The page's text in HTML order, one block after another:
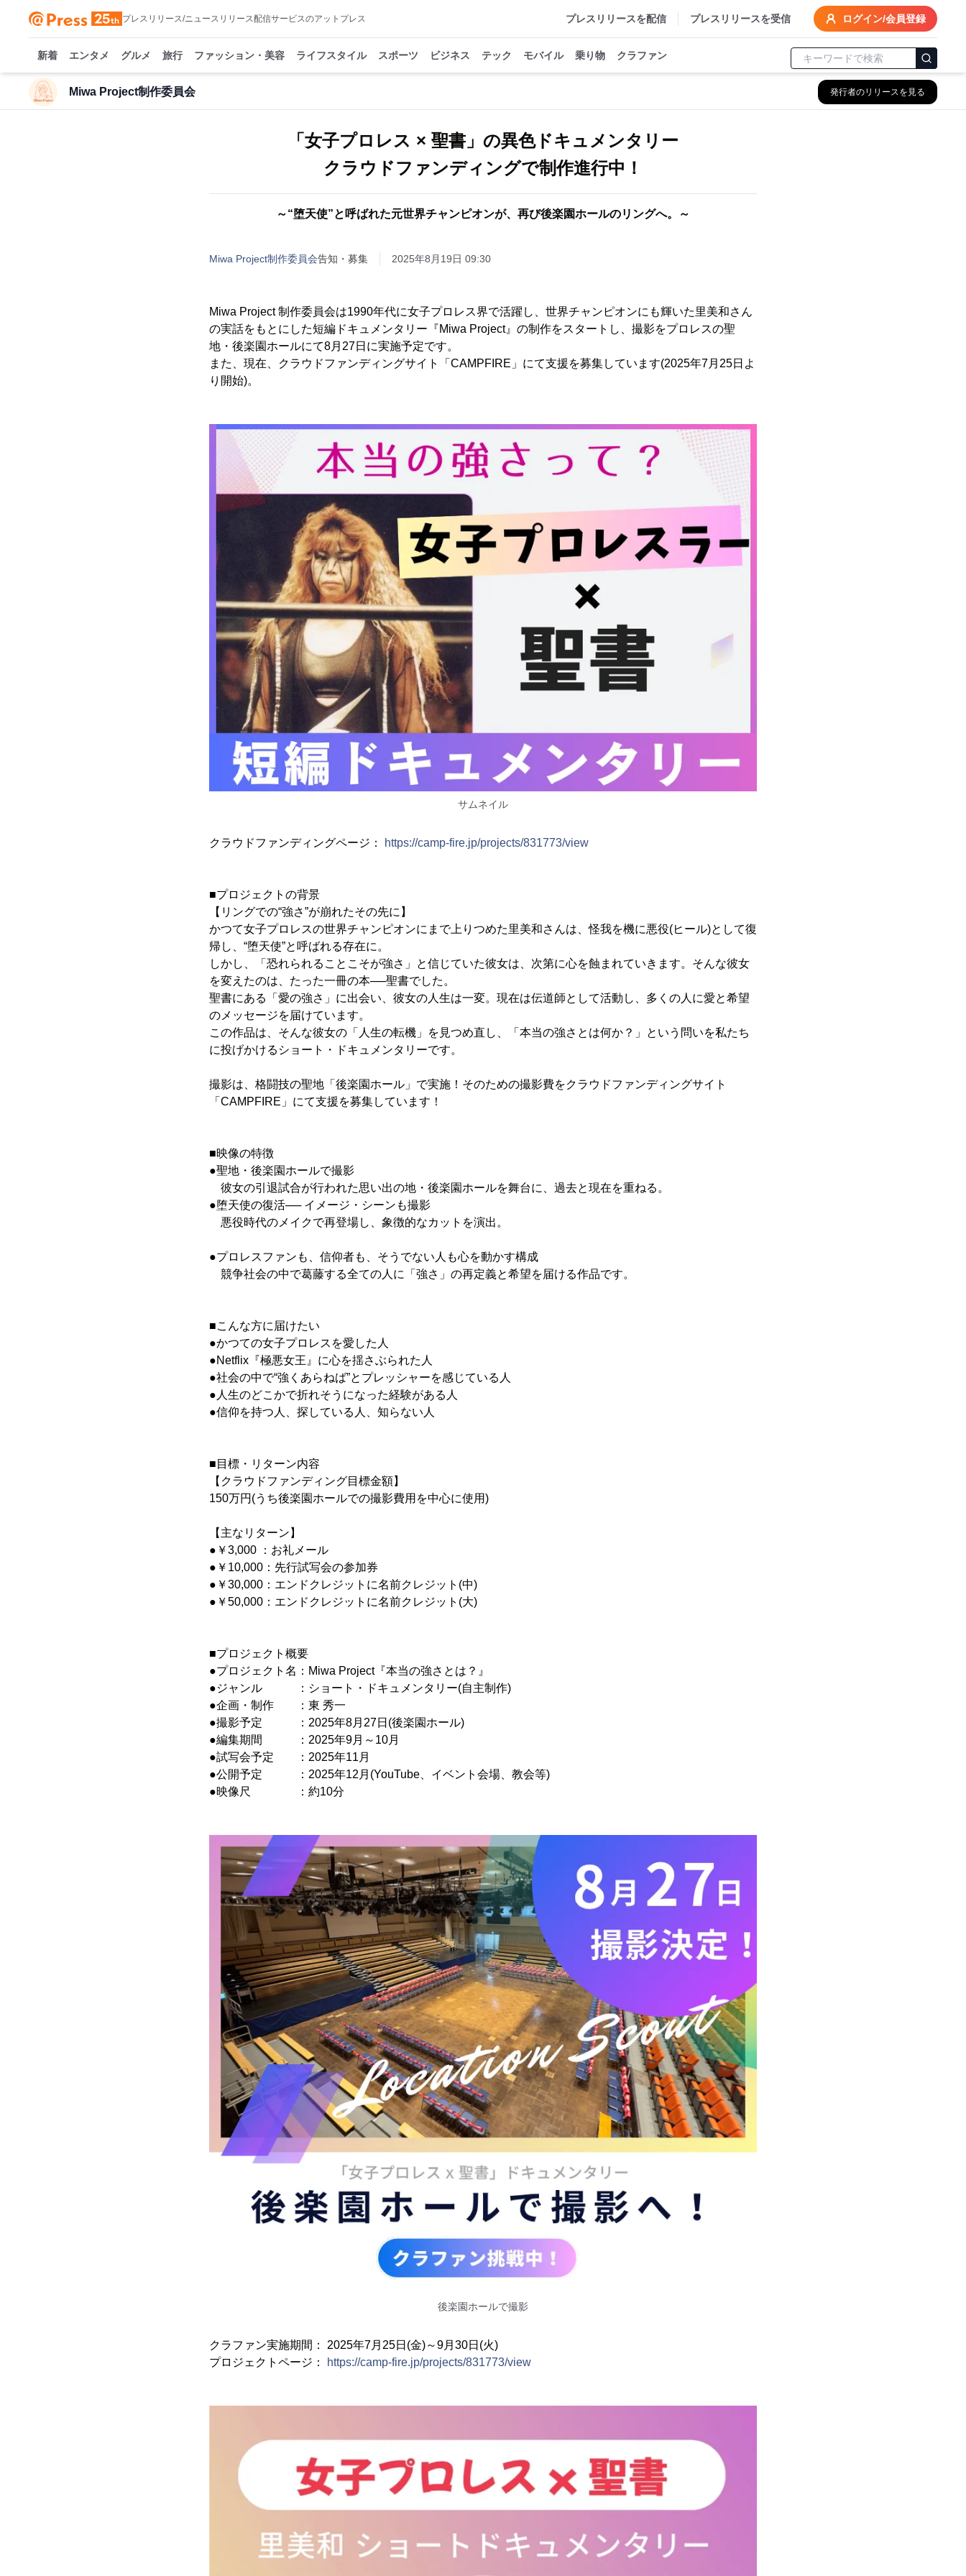
プレスリリース/ニュースリリース配信サービスのアットプレス プレスリリースを配信 プレスリリースを受信 ログイン/会員登録
新着 エンタメ グルメ 旅行 ファッション・美容 ライフスタイル スポーツ ビジネス テック モバイル 乗り物 クラファン
Miwa Project制作委員会 発行者のリリースを見る
「女子プロレス × 聖書」の異色ドキュメンタリー
クラウドファンディングで制作進行中！
～“堕天使”と呼ばれた元世界チャンピオンが、再び後楽園ホールのリングへ。～
Miwa Project制作委員会告知・募集 2025年8月19日 09:30
Miwa Project 制作委員会は1990年代に女子プロレス界で活躍し、世界チャンピオンにも輝いた里美和さん
の実話をもとにした短編ドキュメンタリー『Miwa Project』の制作をスタートし、撮影をプロレスの聖
地・後楽園ホールにて8月27日に実施予定です。
また、現在、クラウドファンディングサイト「CAMPFIRE」にて支援を募集しています(2025年7月25日よ
り開始)。
サムネイル
クラウドファンディングページ： https://camp-fire.jp/projects/831773/view
■プロジェクトの背景
【リングでの“強さ”が崩れたその先に】
かつて女子プロレスの世界チャンピオンにまで上りつめた里美和さんは、怪我を機に悪役(ヒール)として復
帰し、“堕天使”と呼ばれる存在に。
しかし、「恐れられることこそが強さ」と信じていた彼女は、次第に心を蝕まれていきます。そんな彼女
を変えたのは、たった一冊の本──聖書でした。
聖書にある「愛の強さ」に出会い、彼女の人生は一変。現在は伝道師として活動し、多くの人に愛と希望
のメッセージを届けています。
この作品は、そんな彼女の「人生の転機」を見つめ直し、「本当の強さとは何か？」という問いを私たち
に投げかけるショート・ドキュメンタリーです。
撮影は、格闘技の聖地「後楽園ホール」で実施！そのための撮影費をクラウドファンディングサイト
「CAMPFIRE」にて支援を募集しています！
■映像の特徴
●聖地・後楽園ホールで撮影
彼女の引退試合が行われた思い出の地・後楽園ホールを舞台に、過去と現在を重ねる。
●堕天使の復活── イメージ・シーンも撮影
悪役時代のメイクで再登場し、象徴的なカットを演出。
●プロレスファンも、信仰者も、そうでない人も心を動かす構成
競争社会の中で葛藤する全ての人に「強さ」の再定義と希望を届ける作品です。
■こんな方に届けたい
●かつての女子プロレスを愛した人
●Netflix『極悪女王』に心を揺さぶられた人
●社会の中で“強くあらねば”とプレッシャーを感じている人
●人生のどこかで折れそうになった経験がある人
●信仰を持つ人、探している人、知らない人
■目標・リターン内容
【クラウドファンディング目標金額】
150万円(うち後楽園ホールでの撮影費用を中心に使用)
【主なリターン】
●￥3,000 ：お礼メール
●￥10,000：先行試写会の参加券
●￥30,000：エンドクレジットに名前クレジット(中)
●￥50,000：エンドクレジットに名前クレジット(大)
■プロジェクト概要
●プロジェクト名：Miwa Project『本当の強さとは？』
●ジャンル ：ショート・ドキュメンタリー(自主制作)
●企画・制作 ：東 秀一
●撮影予定 ：2025年8月27日(後楽園ホール)
●編集期間 ：2025年9月～10月
●試写会予定 ：2025年11月
●公開予定 ：2025年12月(YouTube、イベント会場、教会等)
●映像尺 ：約10分
後楽園ホールで撮影
クラファン実施期間： 2025年7月25日(金)～9月30日(火)
プロジェクトページ：
https://camp-fire.jp/projects/831773/view